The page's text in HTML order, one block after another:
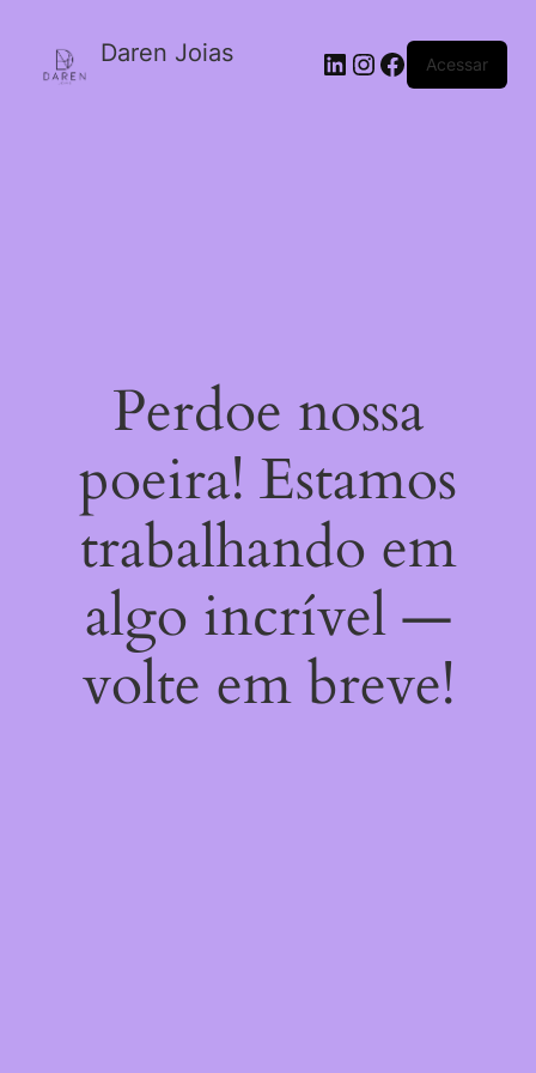
Daren Joias Acessar
Perdoe nossa
poeira! Estamos
trabalhando em
algo incrível —
volte em breve!